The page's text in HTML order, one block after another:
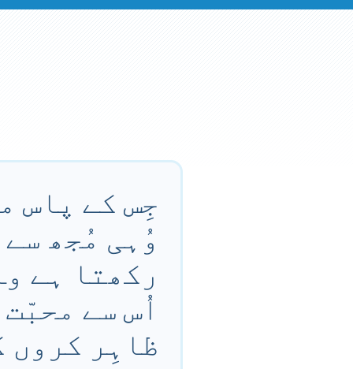
جِس کے پاس
وُہی مُجھ
رکھتا ہے
اُس سے
ظاہِر کروں